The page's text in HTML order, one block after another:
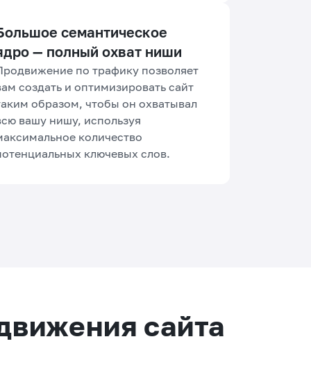
семантическое
— полный охват ниши
по трафику позволяет
создать и оптимизировать сайт
образом, чтобы он охватывал
вашу нишу, используя
количество
ключевых слов.
сайта